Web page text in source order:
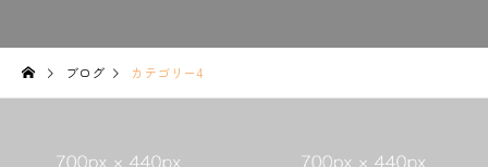
ブログ カテゴリー4